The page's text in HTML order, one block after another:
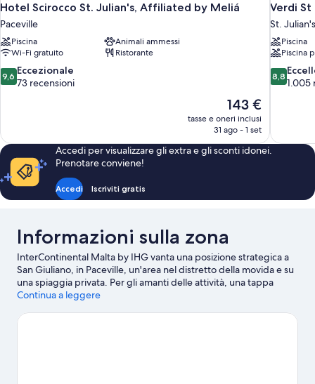
Hotel Scirocco St. Julian's, Affiliated by Meliá
Paceville
Piscina
Animali ammessi
Wi-Fi gratuito
Ristorante
9.6
su
recensioni
9,6 Eccezionale
73 recensioni
Il
prezzo
attuale
143 €
143 €
tasse e oneri inclusi
31 ago - 1 set
Verdi
St. Julian's
Piscina
Piscina
8.8
su
recensioni
8,8
1.005
Accedi per visualizzare gli extra e gli sconti idonei.
Prenotare conviene!
Accedi Iscriviti gratis
Informazioni sulla zona
InterContinental Malta by IHG vanta una posizione strategica a
San Giuliano, in Paceville, un'area nel distretto della movida e su
una spiaggia privata. Per gli amanti delle attività, una tappa
fondamentale è indubbiamente Traghetto per Sliema. A livello
Spinola. Sliema Promenade è un altro luogo da visitare
Continua a leggere